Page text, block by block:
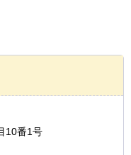
10番1号